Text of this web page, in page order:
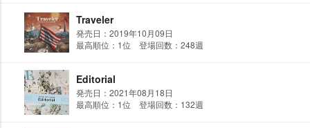
Traveler
発売日：2019年10月09日
最高順位：1位 登場回数：248週
Editorial
発売日：2021年08月18日
最高順位：1位 登場回数：132週